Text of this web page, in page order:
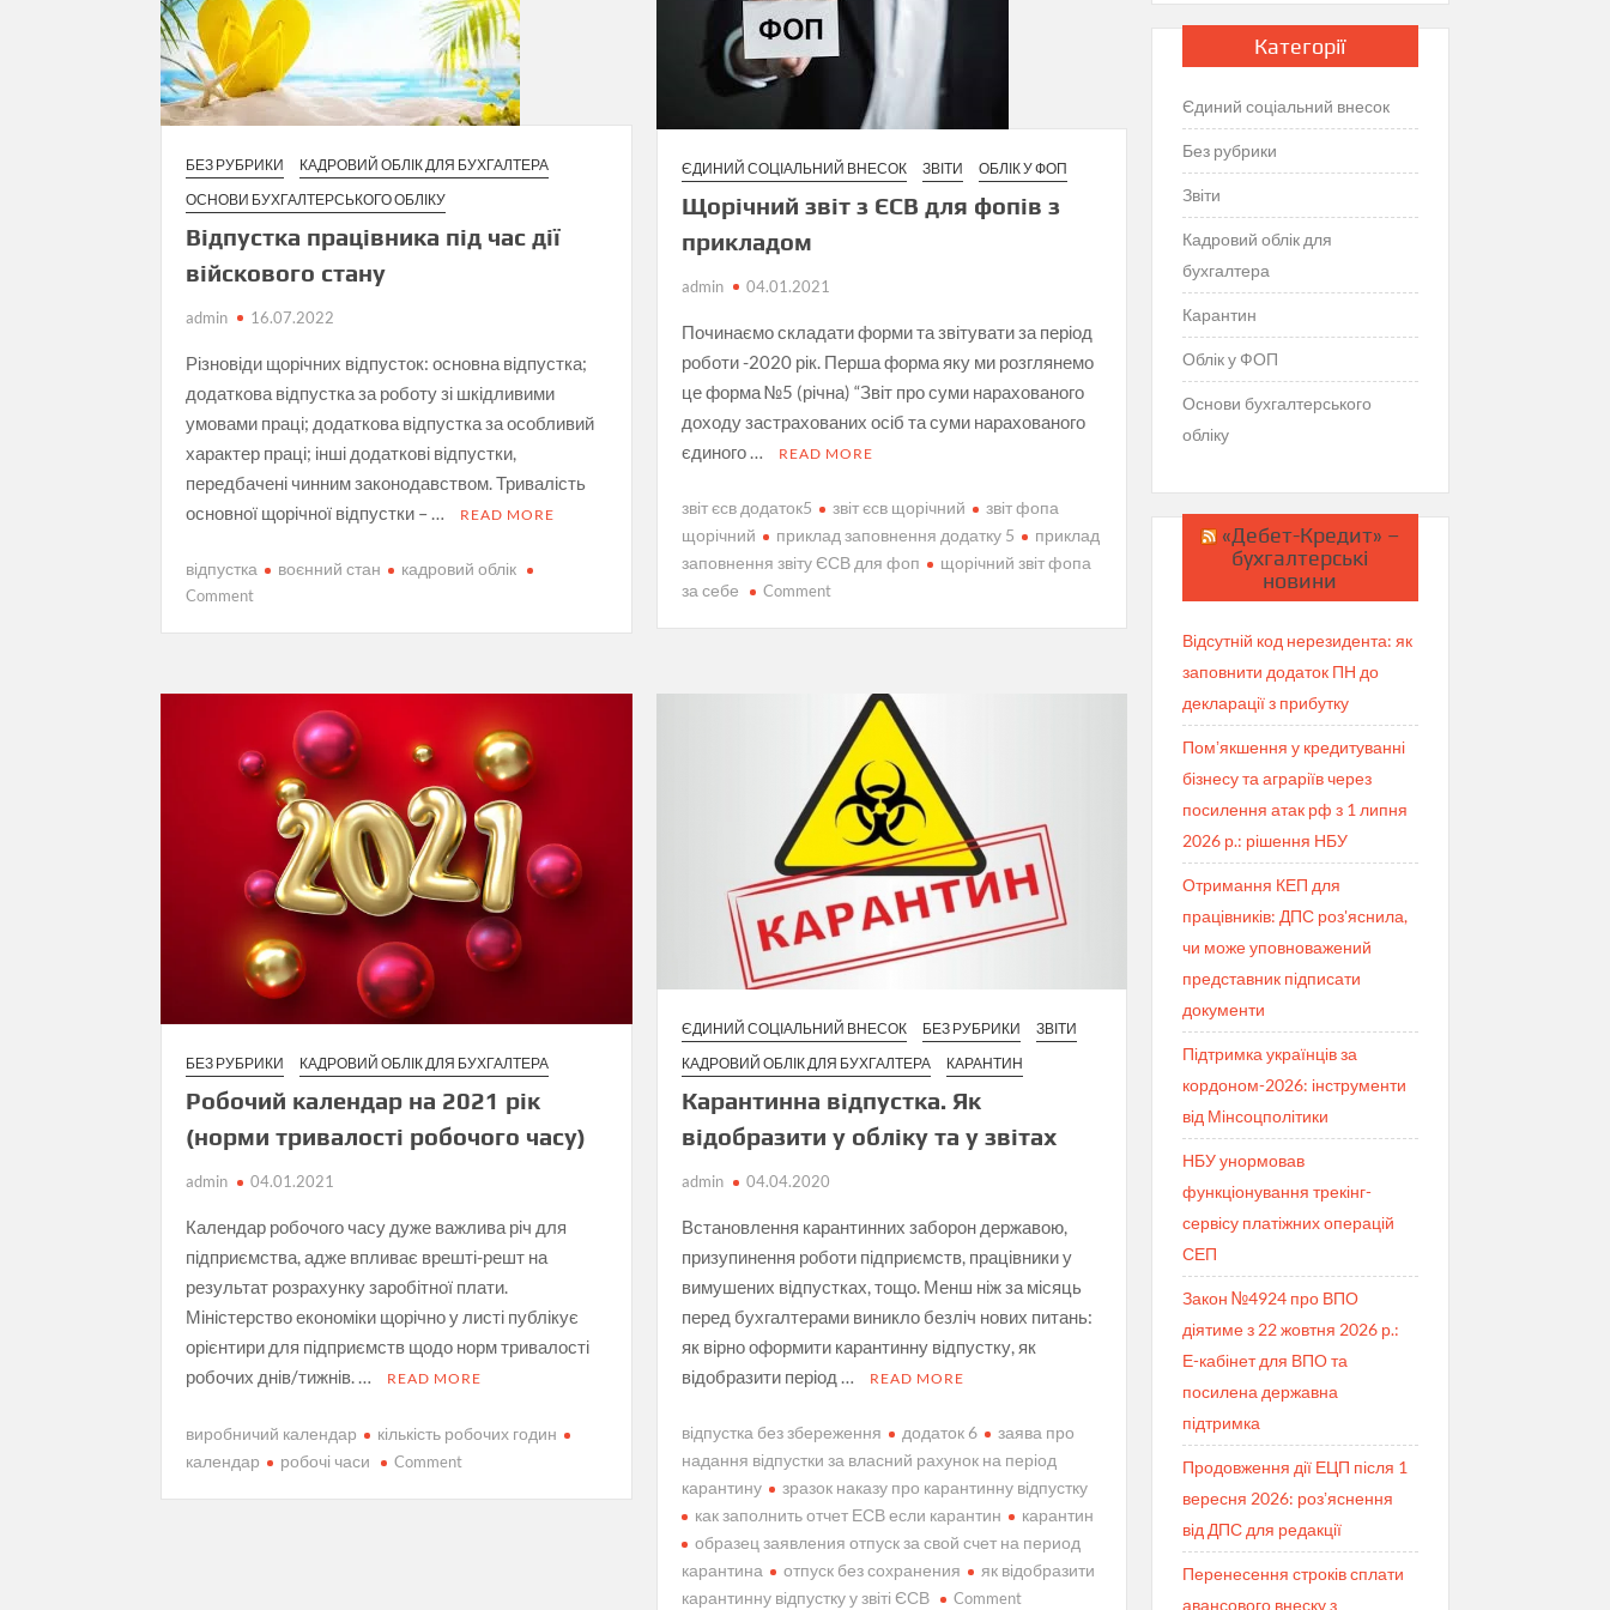
БЕЗ РУБРИКИ
КАДРОВИЙ ОБЛІК ДЛЯ БУХГАЛТЕРА
ОСНОВИ БУХГАЛТЕРСЬКОГО ОБЛІКУ
Відпустка працівника під час дії
війскового стану
admin 16.07.2022
Різновіди щорічних відпусток: основна відпустка;
додаткова відпустка за роботу зі шкідливими
умовами праці; додаткова відпустка за особливий
характер праці; інші додаткові відпустки,
передбачені чинним законодавством. Тривалість
основної щорічної відпустки – …
READ MORE
відпустка воєнний стан кадровий облік
Commenton
час
війскового
стану
ЄДИНИЙ СОЦІАЛЬНИЙ ВНЕСОК ЗВІТИ ОБЛІК У ФОП
Щорічний звіт з ЄСВ для фопів з
прикладом
admin 04.01.2021
Починаємо складати форми та звітувати за період
роботи -2020 рік. Перша форма яку ми розглянемо
це форма №5 (річна) “Звіт про суми нарахованого
доходу застрахованих осіб та суми нарахованого
єдиного …
READ MORE
звіт єсв додаток5 звіт єсв щорічний
звіт фопа
щорічний
приклад заповнення додатку 5
приклад
заповнення звіту ЄСВ для фоп
щорічний звіт фопа
за себе
Commenton
для
фопів
з
прикладом
БЕЗ РУБРИКИ КАДРОВИЙ ОБЛІК ДЛЯ БУХГАЛТЕРА
Робочий календар на 2021 рік
(норми тривалості робочого часу)
admin 04.01.2021
Календар робочого часу дуже важлива річ для
підприємства, адже впливає врешті-решт на
результат розрахунку заробітної плати.
Міністерство економіки щорічно у листі публікує
орієнтири для підприємств щодо норм тривалості
робочих днів/тижнів. …
READ MORE
виробничий календар
кількість робочих годин
календар
робочі часи Commenton
ЄДИНИЙ СОЦІАЛЬНИЙ ВНЕСОК БЕЗ РУБРИКИ
ЗВІТИ
КАДРОВИЙ ОБЛІК ДЛЯ БУХГАЛТЕРА
КАРАНТИН
Карантинна відпустка. Як
відобразити у обліку та у звітах
admin 04.04.2020
Встановлення карантинних заборон державою,
призупинення роботи підприємств, працівники у
вимушених відпустках, тощо. Менш ніж за місяць
перед бухгалтерами виникло безліч нових питань:
як вірно оформити карантинну відпустку, як
відобразити період …
READ MORE
відпустка без збереження додаток 6
заява про
надання відпустки за власний рахунок на період
карантину
зразок наказу про карантинну відпустку
как заполнить отчет ЕСВ если карантин
карантин
образец заявления отпуск за свой счет на период
карантина
отпуск без сохранения
як відобразити
карантинну відпустку у звіті ЄСВ
Commenton
Категорії
Єдиний соціальний внесок
Без рубрики
Звіти
Кадровий облік для
бухгалтера
Карантин
Облік у ФОП
Основи бухгалтерського
обліку
«Дебет-Кредит» –
бухгалтерські
новини
Відсутній код нерезидента: як
заповнити додаток ПН до
декларації з прибутку
Помʼякшення у кредитуванні
бізнесу та аграріїв через
посилення атак рф з 1 липня
2026 р.: рішення НБУ
Отримання КЕП для
працівників: ДПС роз'яснила,
чи може уповноважений
представник підписати
документи
Підтримка українців за
кордоном-2026: інструменти
від Мінсоцполітики
НБУ унормовав
функціонування трекінг-
сервісу платіжних операцій
СЕП
Закон №4924 про ВПО
діятиме з 22 жовтня 2026 р.:
Е-кабінет для ВПО та
посилена державна
підтримка
Продовження дії ЕЦП після 1
вересня 2026: розʼяснення
від ДПС для редакції
Перенесення строків сплати
авансового внеску з